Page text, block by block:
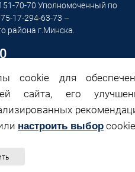
70-70 Уполномоченный по
17-294-63-73 –
района г.Минска.
cookie для
сайта, его
настроить выбор